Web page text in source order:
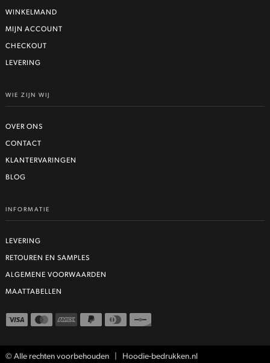
WINKELMAND
MIJN ACCOUNT
CHECKOUT
LEVERING
WIE ZIJN WIJ
OVER ONS
CONTACT
KLANTERVARINGEN
BLOG
INFORMATIE
LEVERING
RETOUREN EN SAMPLES
ALGEMENE VOORWAARDEN
MAATTABELLEN
© Alle rechten voorbehouden | Hoodie-bedrukken.nl